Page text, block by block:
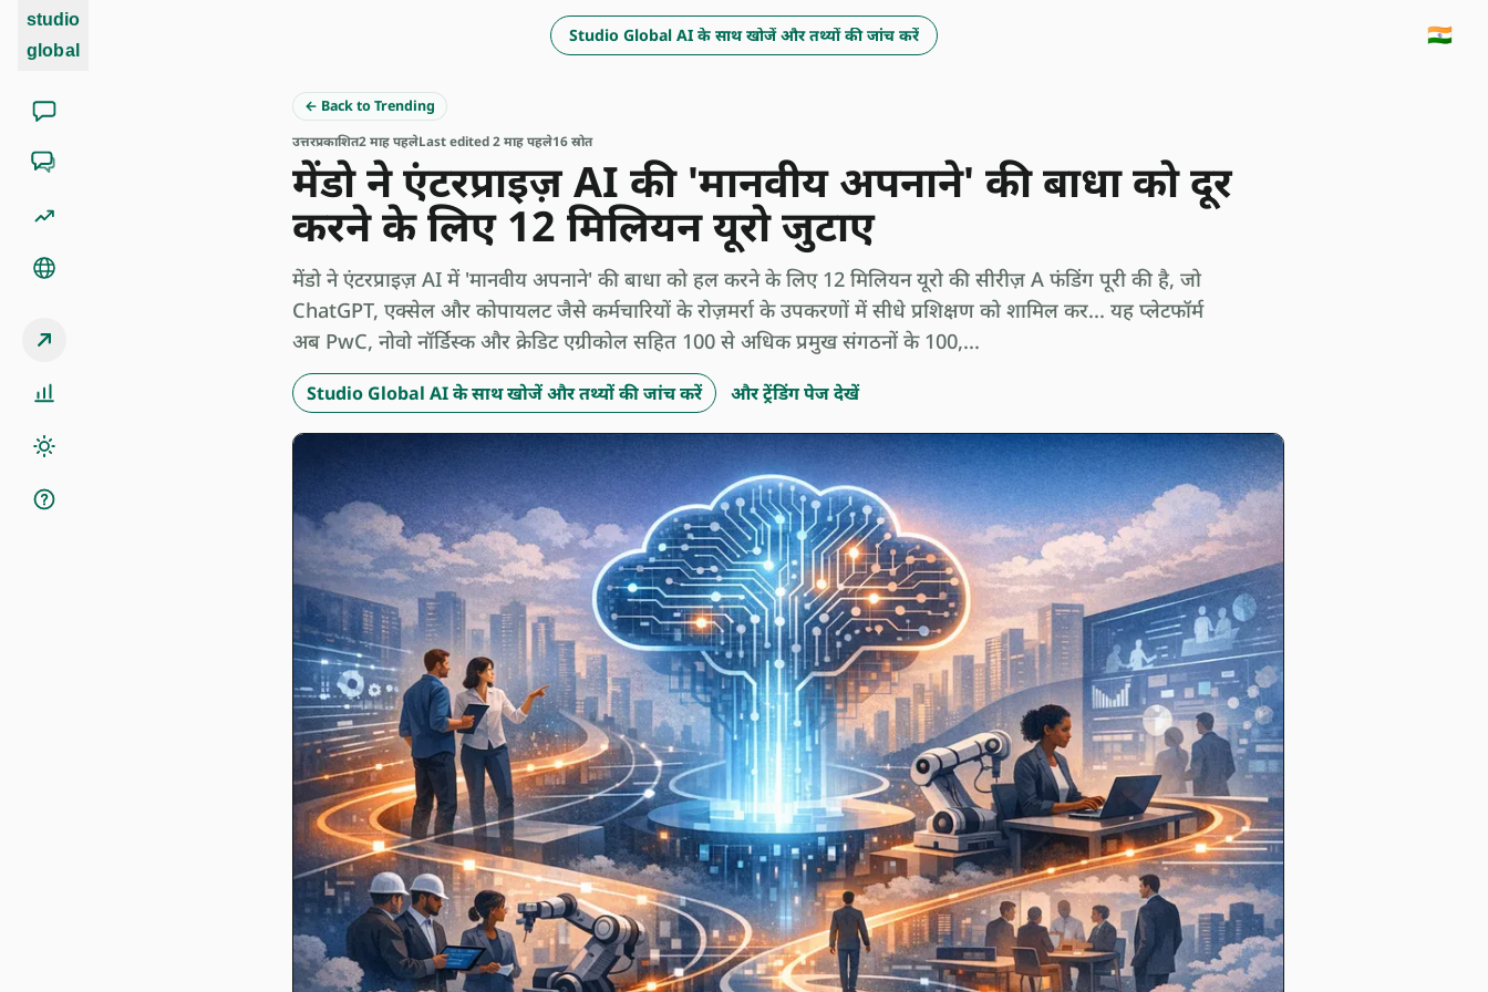
studio
global
Studio Global AI के साथ खोजें और तथ्यों की जांच करें 🇮🇳
← Back to Trending
उत्तरप्रकाशित2 माह पहलेLast edited 2 माह पहले16 स्रोत
मेंडो ने एंटरप्राइज़ AI की 'मानवीय अपनाने' की बाधा को दूर
करने के लिए 12 मिलियन यूरो जुटाए
मेंडो ने एंटरप्राइज़ AI में 'मानवीय अपनाने' की बाधा को हल करने के लिए 12 मिलियन यूरो की सीरीज़ A फंडिंग पूरी की है, जो
ChatGPT, एक्सेल और कोपायलट जैसे कर्मचारियों के रोज़मर्रा के उपकरणों में सीधे प्रशिक्षण को शामिल कर... यह प्लेटफॉर्म
अब PwC, नोवो नॉर्डिस्क और क्रेडिट एग्रीकोल सहित 100 से अधिक प्रमुख संगठनों के 100,...
Studio Global AI के साथ खोजें और तथ्यों की जांच करें और ट्रेंडिंग पेज देखें